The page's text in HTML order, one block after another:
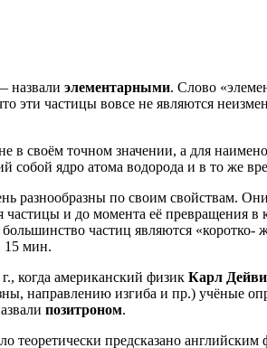
назвали элементарными. Слово
частицы вовсе не являются
в своём точном значении, а для
ядро атома водорода и в то же
разнообразны по своим свойствам.
частицы и до момента её
частиц являются
15 мин.
когда американский физик Карл
направлению изгиба и пр.) учёные
позитроном.
теоретически предсказано английским